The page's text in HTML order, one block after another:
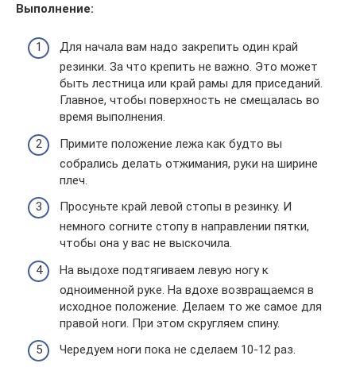
Выполнение:
Для начала вам надо закрепить один край
резинки. За что крепить не важно. Это может
быть лестница или край рамы для приседаний.
Главное, чтобы поверхность не смещалась во
время выполнения.
Примите положение лежа как будто вы
собрались делать отжимания, руки на ширине
плеч.
Просуньте край левой стопы в резинку. И
немного согните стопу в направлении пятки,
чтобы она у вас не выскочила.
На выдохе подтягиваем левую ногу к
одноименной руке. На вдохе возвращаемся в
исходное положение. Делаем то же самое для
правой ноги. При этом скругляем спину.
Чередуем ноги пока не сделаем 10-12 раз.